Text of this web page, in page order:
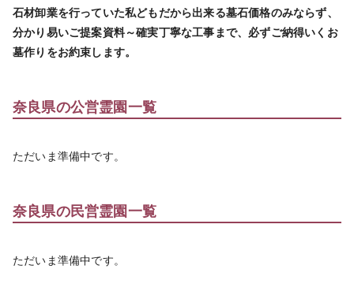
石材卸業を行っていた私どもだから出来る墓石価格のみならず、
分かり易いご提案資料～確実丁寧な工事まで、必ずご納得いくお
墓作りをお約束します。
奈良県の公営霊園一覧
ただいま準備中です。
奈良県の民営霊園一覧
ただいま準備中です。